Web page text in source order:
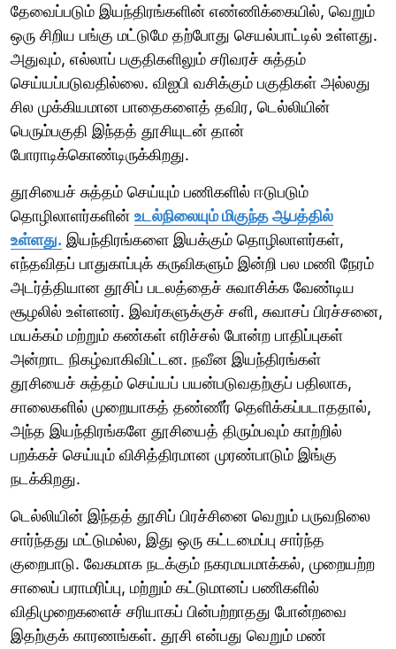
தேவைப்படும் இயந்திரங்களின் எண்ணிக்கையில், வெறும்
ஒரு சிறிய பங்கு மட்டுமே தற்போது செயல்பாட்டில் உள்ளது.
அதுவும், எல்லாப் பகுதிகளிலும் சரிவரச் சுத்தம்
செய்யப்படுவதில்லை. விஐபி வசிக்கும் பகுதிகள் அல்லது
சில முக்கியமான பாதைகளைத் தவிர, டெல்லியின்
பெரும்பகுதி இந்தத் தூசியுடன் தான்
போராடிக்கொண்டிருக்கிறது.
தூசியைச் சுத்தம் செய்யும் பணிகளில் ஈடுபடும்
தொழிலாளர்களின் உடல்நிலையும் மிகுந்த ஆபத்தில்
உள்ளது. இயந்திரங்களை இயக்கும் தொழிலாளர்கள்,
எந்தவிதப் பாதுகாப்புக் கருவிகளும் இன்றி பல மணி நேரம்
அடர்த்தியான தூசிப் படலத்தைச் சுவாசிக்க வேண்டிய
சூழலில் உள்ளனர். இவர்களுக்குச் சளி, சுவாசப் பிரச்சனை,
மயக்கம் மற்றும் கண்கள் எரிச்சல் போன்ற பாதிப்புகள்
அன்றாட நிகழ்வாகிவிட்டன. நவீன இயந்திரங்கள்
தூசியைச் சுத்தம் செய்யப் பயன்படுவதற்குப் பதிலாக,
சாலைகளில் முறையாகத் தண்ணீர் தெளிக்கப்படாததால்,
அந்த இயந்திரங்களே தூசியைத் திரும்பவும் காற்றில்
பறக்கச் செய்யும் விசித்திரமான முரண்பாடும் இங்கு
நடக்கிறது.
டெல்லியின் இந்தத் தூசிப் பிரச்சினை வெறும் பருவநிலை
சார்ந்தது மட்டுமல்ல, இது ஒரு கட்டமைப்பு சார்ந்த
குறைபாடு. வேகமாக நடக்கும் நகரமயமாக்கல், முறையற்ற
சாலைப் பராமரிப்பு, மற்றும் கட்டுமானப் பணிகளில்
விதிமுறைகளைச் சரியாகப் பின்பற்றாதது போன்றவை
இதற்குக் காரணங்கள். தூசி என்பது வெறும் மண்